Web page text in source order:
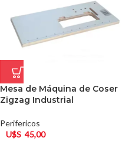
Mesa de Máquina de Coser
Zigzag Industrial
Perifericos
U$S 45,00